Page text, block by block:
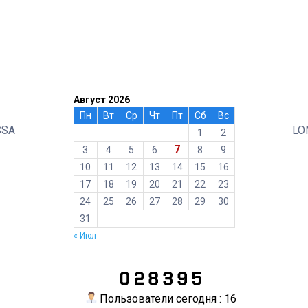
Август 2026
Пн
Вт Ср Чт Пт Сб
Вс
1
2
3
4 5 6 7 8
9
10
11 12 13 14 15
16
17
18 19 20 21 22
23
24
25 26 27 28 29
30
31
« Июл
Пользователи сегодня : 16